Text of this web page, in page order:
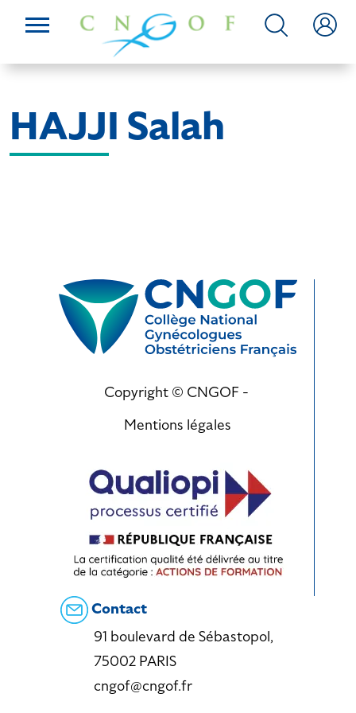
HAJJI Salah
Copyright © CNGOF -
Mentions légales
Contact
91 boulevard de Sébastopol,
75002 PARIS
cngof@cngof.fr